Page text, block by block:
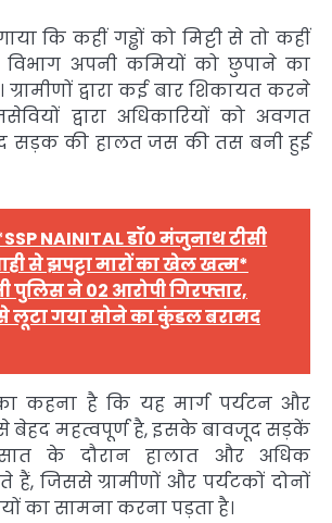
कि कहीं गड्ढों को मिट्टी से तो कहीं
विभाग अपनी कमियों को छुपाने का
ग्रामीणों द्वारा कई बार शिकायत करने
द्वारा अधिकारियों को अवगत
सड़क की हालत जस की तस बनी हुई
NAINITAL डॉ0 मंजुनाथ टीसी
से झपट्टा मारों का खेल खत्म*
पुलिस ने 02 आरोपी गिरफ्तार,
लूटा गया सोने का कुंडल बरामद
कहना है कि यह मार्ग पर्यटन और
से बेहद महत्वपूर्ण है, इसके बावजूद सड़कें
के दौरान हालात और अधिक
हैं, जिससे ग्रामीणों और पर्यटकों दोनों
का सामना करना पड़ता है।